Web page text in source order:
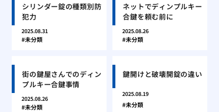
シリンダー錠の種類別防
犯力
2025.08.31
未分類
ネットでディンプルキー
合鍵を頼む前に
2025.08.26
未分類
街の鍵屋さんでのディン
プルキー合鍵事情
2025.08.26
未分類
鍵開けと破壊開錠の違い
2025.08.19
未分類